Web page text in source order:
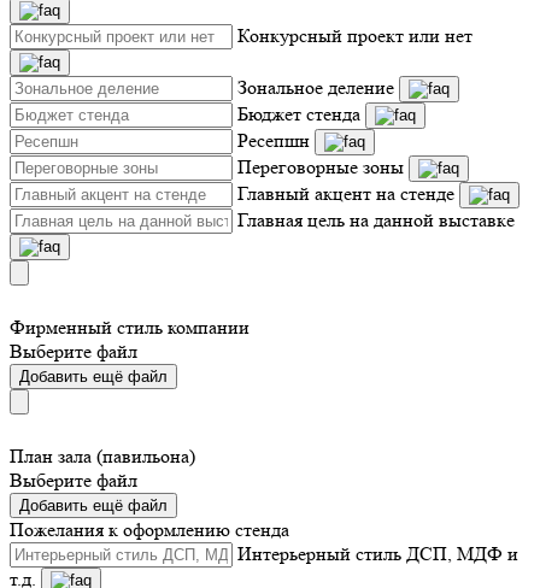
Конкурсный проект или нет
Зональное деление
Бюджет стенда
Ресепшн
Переговорные зоны
Главный акцент на стенде
Главная цель на данной выставке
Фирменный стиль компании
Выберите файл
Добавить ещё файл
План зала (павильона)
Выберите файл
Добавить ещё файл
Пожелания к оформлению стенда
Интерьерный стиль ДСП, МДФ и
т.д.